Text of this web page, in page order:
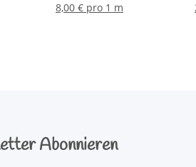
8,00 € pro 1 m
Abonnieren